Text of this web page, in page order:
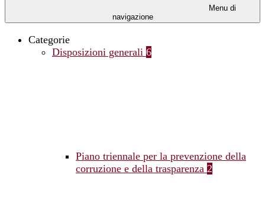
Menu di
navigazione
Categorie
Disposizioni generali 6
Piano triennale per la prevenzione della
corruzione e della trasparenza 2